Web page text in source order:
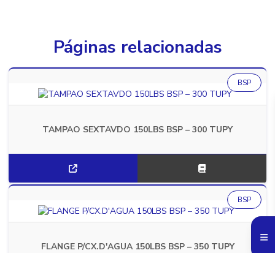
Páginas relacionadas
TAMPAO SEXTAVDO 150LBS BSP – 300 TUPY
BSP
FLANGE P/CX.D'AGUA 150LBS BSP – 350 TUPY
BSP